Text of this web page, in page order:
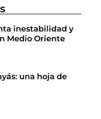
inestabilidad y
Medio Oriente
una hoja de